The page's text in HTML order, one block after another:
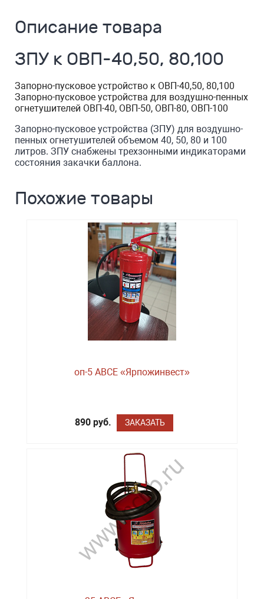
Описание товара
ЗПУ к ОВП-40,50, 80,100
Запорно-пусковое устройство к ОВП-40,50, 80,100
Запорно-пусковое устройства для воздушно-пенных
огнетушителей ОВП-40, ОВП-50, ОВП-80, ОВП-100
Запорно-пусковое устройства (ЗПУ) для воздушно-
пенных огнетушителей объемом 40, 50, 80 и 100
литров. ЗПУ снабжены трехзонными индикаторами
состояния закачки баллона.
Похожие товары
оп-5 ABCE «Ярпожинвест»
890 руб. ЗАКАЗАТЬ